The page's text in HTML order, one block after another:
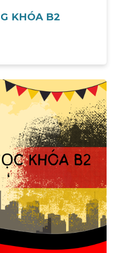
KHÓA B2